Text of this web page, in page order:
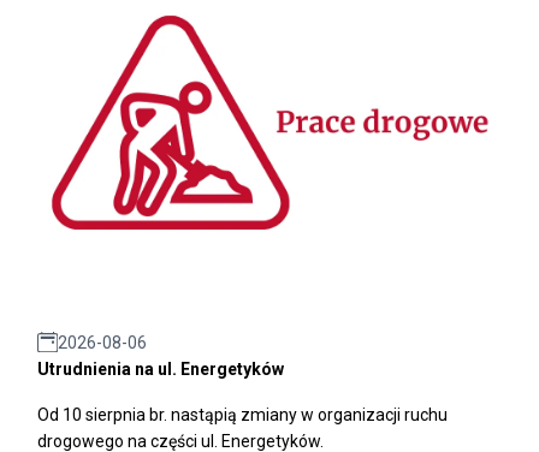
2026-08-06
Utrudnienia na ul. Energetyków
Od 10 sierpnia br. nastąpią zmiany w organizacji ruchu
drogowego na części ul. Energetyków.